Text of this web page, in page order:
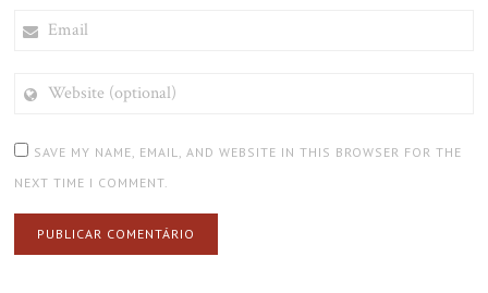
(OPTIONAL)
SAVE MY NAME, EMAIL, AND WEBSITE IN THIS BROWSER FOR THE
NEXT TIME I COMMENT.